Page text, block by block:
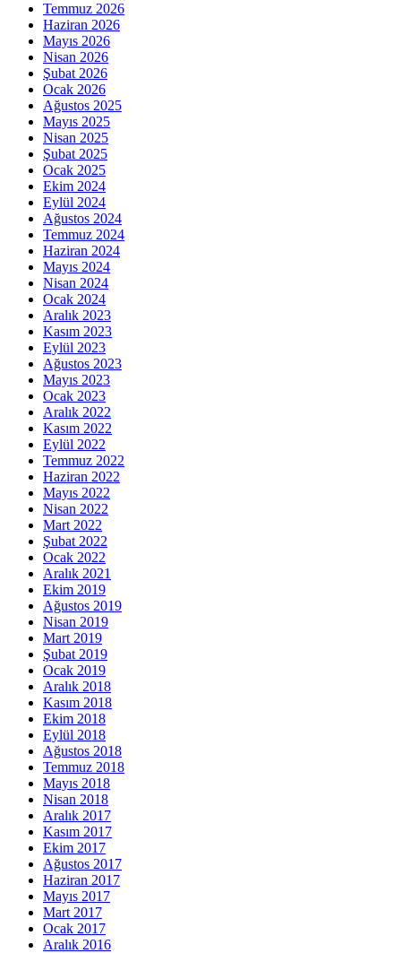
Temmuz 2026
Haziran 2026
Mayıs 2026
Nisan 2026
Şubat 2026
Ocak 2026
Ağustos 2025
Mayıs 2025
Nisan 2025
Şubat 2025
Ocak 2025
Ekim 2024
Eylül 2024
Ağustos 2024
Temmuz 2024
Haziran 2024
Mayıs 2024
Nisan 2024
Ocak 2024
Aralık 2023
Kasım 2023
Eylül 2023
Ağustos 2023
Mayıs 2023
Ocak 2023
Aralık 2022
Kasım 2022
Eylül 2022
Temmuz 2022
Haziran 2022
Mayıs 2022
Nisan 2022
Mart 2022
Şubat 2022
Ocak 2022
Aralık 2021
Ekim 2019
Ağustos 2019
Nisan 2019
Mart 2019
Şubat 2019
Ocak 2019
Aralık 2018
Kasım 2018
Ekim 2018
Eylül 2018
Ağustos 2018
Temmuz 2018
Mayıs 2018
Nisan 2018
Aralık 2017
Kasım 2017
Ekim 2017
Ağustos 2017
Haziran 2017
Mayıs 2017
Mart 2017
Ocak 2017
Aralık 2016